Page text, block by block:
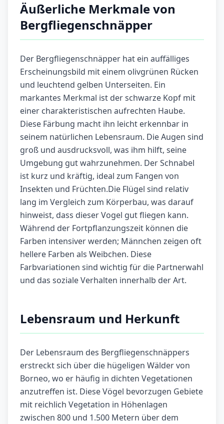
Äußerliche Merkmale von
Bergfliegenschnäpper
Der Bergfliegenschnäpper hat ein auffälliges
Erscheinungsbild mit einem olivgrünen Rücken
und leuchtend gelben Unterseiten. Ein
markantes Merkmal ist der schwarze Kopf mit
einer charakteristischen aufrechten Haube.
Diese Färbung macht ihn leicht erkennbar in
seinem natürlichen Lebensraum. Die Augen sind
groß und ausdrucksvoll, was ihm hilft, seine
Umgebung gut wahrzunehmen. Der Schnabel
ist kurz und kräftig, ideal zum Fangen von
Insekten und Früchten.Die Flügel sind relativ
lang im Vergleich zum Körperbau, was darauf
hinweist, dass dieser Vogel gut fliegen kann.
Während der Fortpflanzungszeit können die
Farben intensiver werden; Männchen zeigen oft
hellere Farben als Weibchen. Diese
Farbvariationen sind wichtig für die Partnerwahl
und das soziale Verhalten innerhalb der Art.
Lebensraum und Herkunft
Der Lebensraum des Bergfliegenschnäppers
erstreckt sich über die hügeligen Wälder von
Borneo, wo er häufig in dichten Vegetationen
anzutreffen ist. Diese Vögel bevorzugen Gebiete
mit reichlich Vegetation in Höhenlagen
zwischen 800 und 1.500 Metern über dem